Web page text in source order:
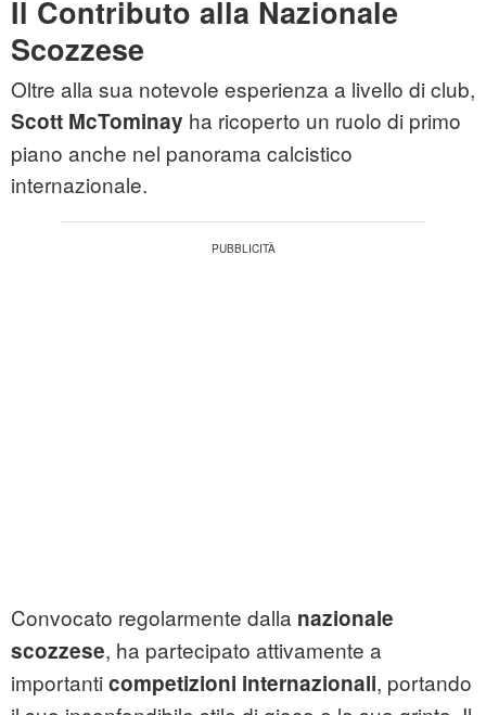
Il Contributo alla Nazionale
Scozzese
Oltre alla sua notevole esperienza a livello di club,
Scott McTominay ha ricoperto un ruolo di primo
piano anche nel panorama calcistico
internazionale.
Convocato regolarmente dalla nazionale
scozzese, ha partecipato attivamente a
importanti competizioni internazionali, portando